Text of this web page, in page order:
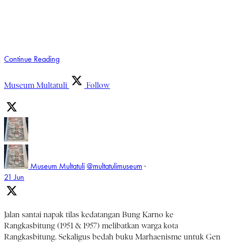
Continue Reading
Museum Multatuli Follow
Museum Multatuli @multatulimuseum ·
21 Jun
Jalan santai napak tilas kedatangan Bung Karno ke
Rangkasbitung (1951 & 1957) melibatkan warga kota
Rangkasbitung. Sekaligus bedah buku Marhaenisme untuk Gen